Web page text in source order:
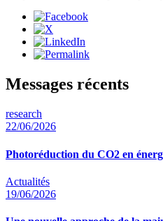
Messages récents
research
22/06/2026
Photoréduction du CO2 en
Actualités
19/06/2026